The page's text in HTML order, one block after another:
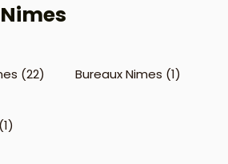
(22) Bureaux Nimes (1)